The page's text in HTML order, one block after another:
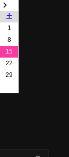
土
1
8
15
22
29